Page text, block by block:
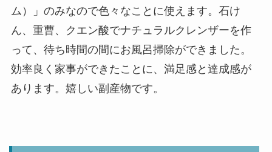
ム）」のみなので色々なことに使えます。石け
ん、重曹、クエン酸でナチュラルクレンザーを作
って、待ち時間の間にお風呂掃除ができました。
効率良く家事ができたことに、満足感と達成感が
あります。嬉しい副産物です。